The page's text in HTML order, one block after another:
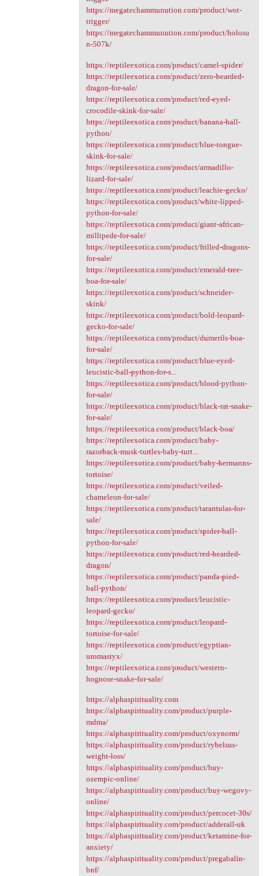
https://megatechammunution.com/product/wot-
trigger/
https://megatechammunution.com/product/holosu
n-507k/
https://reptileexotica.com/product/camel-spider/
https://reptileexotica.com/product/zero-bearded-
dragon-for-sale/
https://reptileexotica.com/product/red-eyed-
crocodile-skink-for-sale/
https://reptileexotica.com/product/banana-ball-
python/
https://reptileexotica.com/product/blue-tongue-
skink-for-sale/
https://reptileexotica.com/product/armadillo-
lizard-for-sale/
https://reptileexotica.com/product/leachie-gecko/
https://reptileexotica.com/product/white-lipped-
python-for-sale/
https://reptileexotica.com/product/giant-african-
millipede-for-sale/
https://reptileexotica.com/product/frilled-dragons-
for-sale/
https://reptileexotica.com/product/emerald-tree-
boa-for-sale/
https://reptileexotica.com/product/schneider-
skink/
https://reptileexotica.com/product/bold-leopard-
gecko-for-sale/
https://reptileexotica.com/product/dumerils-boa-
for-sale/
https://reptileexotica.com/product/blue-eyed-
leucistic-ball-python-for-s...
https://reptileexotica.com/product/blood-python-
for-sale/
https://reptileexotica.com/product/black-rat-snake-
for-sale/
https://reptileexotica.com/product/black-boa/
https://reptileexotica.com/product/baby-
razorback-musk-turtles-baby-turt...
https://reptileexotica.com/product/baby-hermanns-
tortoise/
https://reptileexotica.com/product/veiled-
chameleon-for-sale/
https://reptileexotica.com/product/tarantulas-for-
sale/
https://reptileexotica.com/product/spider-ball-
python-for-sale/
https://reptileexotica.com/product/red-bearded-
dragon/
https://reptileexotica.com/product/panda-pied-
ball-python/
https://reptileexotica.com/product/leucistic-
leopard-gecko/
https://reptileexotica.com/product/leopard-
tortoise-for-sale/
https://reptileexotica.com/product/egyptian-
uromastyx/
https://reptileexotica.com/product/western-
hognose-snake-for-sale/
https://alphaspirituality.com
https://alphaspirituality.com/product/purple-
mdma/
https://alphaspirituality.com/product/oxynorm/
https://alphaspirituality.com/product/rybelsus-
weight-loss/
https://alphaspirituality.com/product/buy-
ozempic-online/
https://alphaspirituality.com/product/buy-wegovy-
online/
https://alphaspirituality.com/product/percocet-30s/
https://alphaspirituality.com/product/adderall-uk
https://alphaspirituality.com/product/ketamine-for-
anxiety/
https://alphaspirituality.com/product/pregabalin-
bnf/